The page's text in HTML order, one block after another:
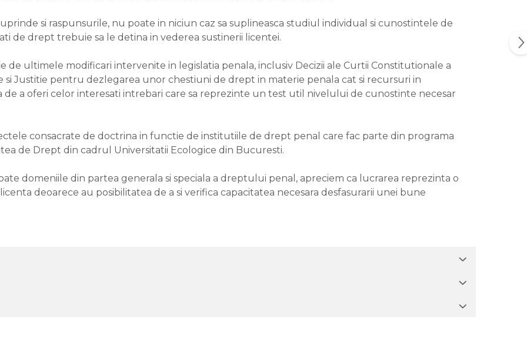
si raspunsurile, nu poate in niciun caz sa suplineasca studiul individual si cunostintele de
de drept trebuie sa le detina in vederea sustinerii licentei.
de ultimele modificari intervenite in legislatia penala, inclusiv Decizii ale Curtii Constitutionale a
si Justitie pentru dezlegarea unor chestiuni de drept in materie penala cat si recursuri in
a oferi celor interesati intrebari care sa reprezinte un test util nivelului de cunostinte necesar
consacrate de doctrina in functie de institutiile de drept penal care fac parte din programa
de Drept din cadrul Universitatii Ecologice din Bucuresti.
domeniile din partea generala si speciala a dreptului penal, apreciem ca lucrarea reprezinta o
deoarece au posibilitatea de a si verifica capacitatea necesara desfasurarii unei bune